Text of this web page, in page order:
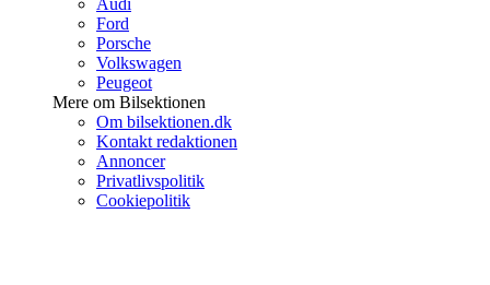
Audi
Ford
Porsche
Volkswagen
Peugeot
Mere om Bilsektionen
Om bilsektionen.dk
Kontakt redaktionen
Annoncer
Privatlivspolitik
Cookiepolitik